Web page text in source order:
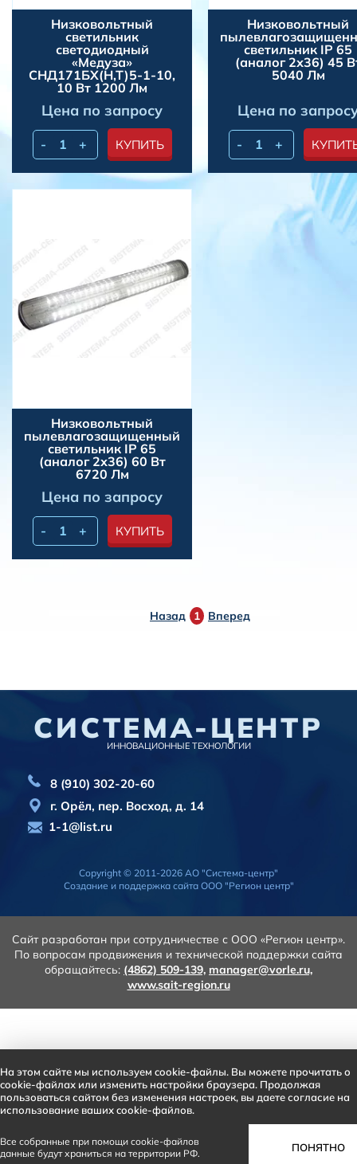
Низковольтный
светильник
светодиодный
«Медуза»
СНД171БХ(Н,Т)5-1-10,
10 Вт 1200 Лм
Цена по запросу
- + КУПИТЬ
Низковольтный
светильник IP 65
(аналог 2х36) 45
5040 Лм
Цена по
- +
Низковольтный
пылевлагозащищенный
светильник IP 65
(аналог 2х36) 60 Вт
6720 Лм
Цена по запросу
- + КУПИТЬ
Назад 1 Вперед
СИСТЕМА-ЦЕНТР
ИННОВАЦИОННЫЕ ТЕХНОЛОГИИ
8 (910) 302-20-60
г. Орёл, пер. Восход, д. 14
1-1@list.ru
Copyright © 2011-2026 АО "Система-центр"
Создание и поддержка сайта ООО "Регион центр"
Сайт разработан при сотрудничестве с ООО «Регион центр».
По вопросам продвижения и технической поддержки сайта
обращайтесь: (4862) 509-139, manager@vorle.ru,
www.sait-region.ru
На этом сайте мы используем cookie-файлы. Вы можете прочитать о
cookie-файлах или изменить настройки браузера. Продолжая
пользоваться сайтом без изменения настроек, вы даете согласие на
использование ваших cookie-файлов.
Все собранные при помощи cookie-файлов
данные будут храниться на территории РФ.
ПОНЯТНО